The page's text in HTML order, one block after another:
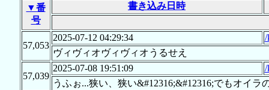
▼番
号
書き込み日時
57,053
2025-07-12 04:29:34
/
ヴィヴィオヴィヴィオうるせえ
57,039
2025-07-08 19:51:09
/
うふぉ...狭い、狭い&#12316;&#12316;でもオイ